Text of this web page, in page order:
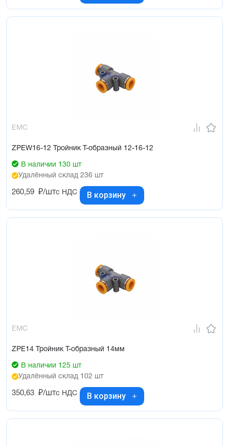
EMC
ZPEW16-12 Тройник Т-образный 12-16-12
В наличии 130 шт
Удалённый склад 236 шт
260,59 ₽/штс НДС В корзину
EMC
ZPE14 Тройник Т-образный 14мм
В наличии 125 шт
Удалённый склад 102 шт
350,63 ₽/штс НДС В корзину